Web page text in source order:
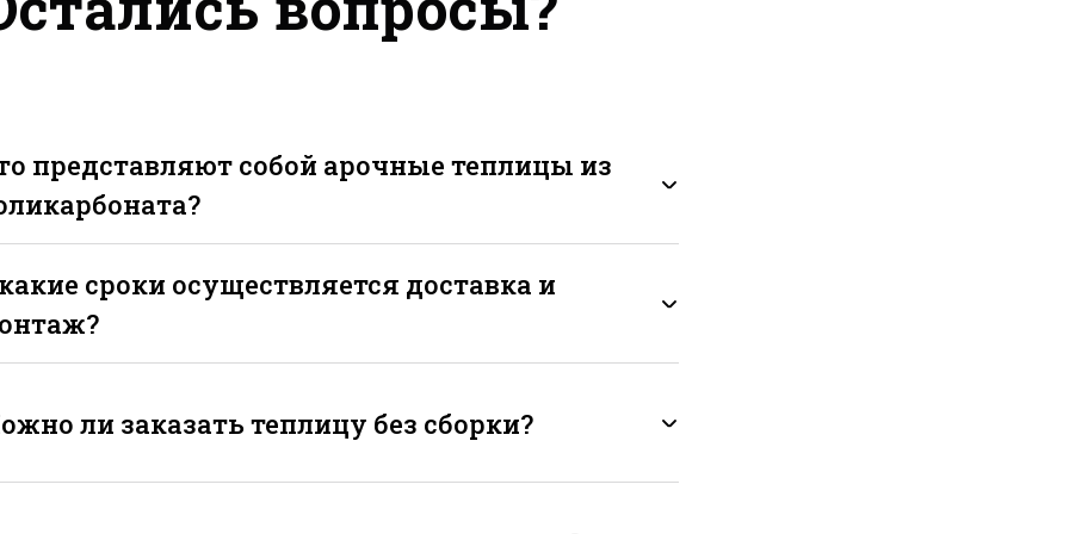
представляют собой арочные теплицы из
сроки осуществляется доставка и
ли заказать теплицу без сборки?